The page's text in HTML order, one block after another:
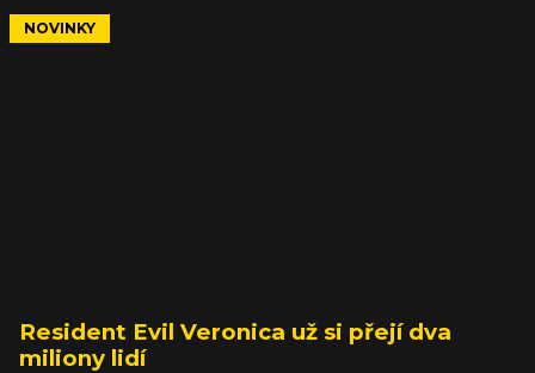
NOVINKY
Resident Evil Veronica už si přejí dva
miliony lidí